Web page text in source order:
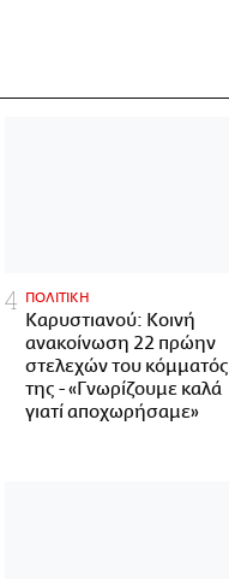
ΠΟΛΙΤΙΚΗ
Καρυστιανού: Κοινή
ανακοίνωση 22 πρώην
στελεχών του κόμματός
της - «Γνωρίζουμε καλά
γιατί αποχωρήσαμε»